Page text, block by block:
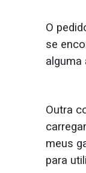
O
se
alguma
Outra
meus
para